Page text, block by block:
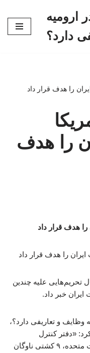
ارومیه
دارد؟
را هدف قرار داد
را هدف
هدف قرار داد
تحریم‌هایی علیه چندین
خبر داد.
و تعاریفی دارد؟،
«دفتر کنترل
دارایی‌های خارجی وزارت خزانه‌داری ایالات متحده، ۹ کشتی ناوگان